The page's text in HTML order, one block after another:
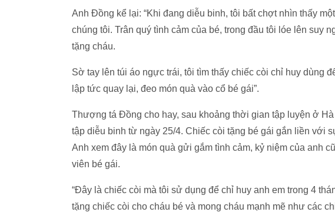
Anh Đồng kể lại: “Khi đang diễu binh, tôi bất chợt nhìn thấy
chúng tôi. Trân quý tình cảm của bé, trong đầu tôi lóe lên suy
tặng cháu.
Sờ tay lên túi áo ngực trái, tôi tìm thấy chiếc còi chỉ huy dùng
lập tức quay lại, đeo món quà vào cổ bé gái”.
Thượng tá Đồng cho hay, sau khoảng thời gian tập luyện ở
tập diễu binh từ ngày 25/4. Chiếc còi tặng bé gái gắn liền với
Anh xem đây là món quà gửi gắm tình cảm, kỷ niệm của anh
viên bé gái.
“Đây là chiếc còi mà tôi sử dụng để chỉ huy anh em trong 4
tặng chiếc còi cho cháu bé và mong cháu mạnh mẽ như các